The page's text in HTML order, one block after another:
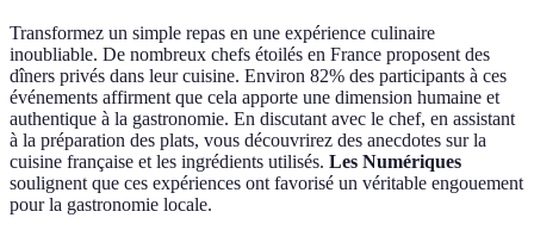
Transformez un simple repas en une expérience culinaire
inoubliable. De nombreux chefs étoilés en France proposent des
dîners privés dans leur cuisine. Environ 82% des participants à ces
événements affirment que cela apporte une dimension humaine et
authentique à la gastronomie. En discutant avec le chef, en assistant
à la préparation des plats, vous découvrirez des anecdotes sur la
cuisine française et les ingrédients utilisés. Les Numériques
soulignent que ces expériences ont favorisé un véritable engouement
pour la gastronomie locale.